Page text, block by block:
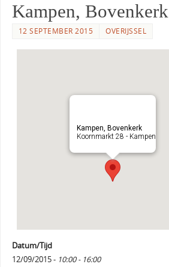
Kampen, Bovenkerk
12 SEPTEMBER 2015 OVERIJSSEL
Kampen, Bovenkerk
Koornmarkt 28 - Kampen
Datum/Tijd
12/09/2015 - 10:00 - 16:00